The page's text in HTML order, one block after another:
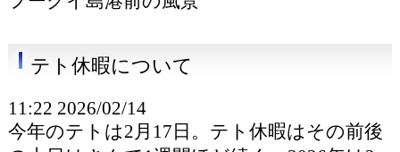
テト休暇について
11:22 2026/02/14
今年のテトは2月17日。テト休暇はその前後